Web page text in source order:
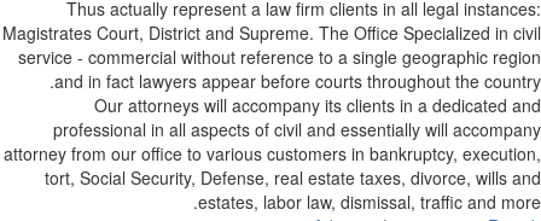
Thus actually represent a law firm clients in all legal instances:
Magistrates Court, District and Supreme. The Office Specialized in civil
service - commercial without reference to a single geographic region
and in fact lawyers appear before courts throughout the country.
Our attorneys will accompany its clients in a dedicated and
professional in all aspects of civil and essentially will accompany
attorney from our office to various customers in bankruptcy, execution,
tort, Social Security, Defense, real estate taxes, divorce, wills and
estates, labor law, dismissal, traffic and more.